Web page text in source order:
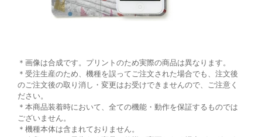
＊画像は合成です。プリントのため実際の商品は異なります。
＊受注生産のため、機種を誤ってご注文された場合でも、注文後
のご注文後の取り消し・変更はお受けできませんので、ご注意く
ださい。
＊本商品装着時において、全ての機能・動作を保証するものでは
ございません。
＊機種本体は含まれておりません。